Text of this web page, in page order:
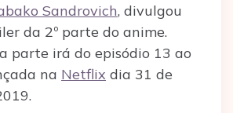
Sandrovich, divulgou
da 2º parte do anime.
parte irá do episódio 13 ao
na Netflix dia 31 de